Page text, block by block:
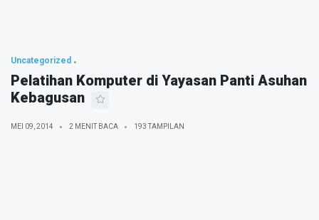
Uncategorized
Pelatihan Komputer di Yayasan Panti Asuhan
Kebagusan
MEI 09, 2014 2 MENIT BACA 193 TAMPILAN